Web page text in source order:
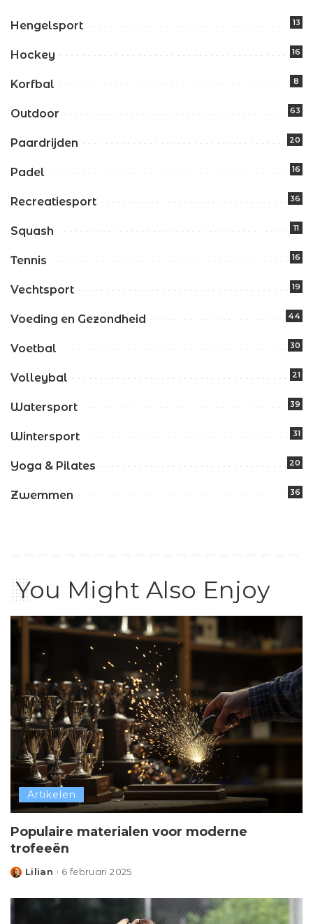
Hengelsport 13
Hockey 16
Korfbal 8
Outdoor 63
Paardrijden 20
Padel 16
Recreatiesport 36
Squash 11
Tennis 16
Vechtsport 19
Voeding en Gezondheid 44
Voetbal 30
Volleybal 21
Watersport 39
Wintersport 31
Yoga & Pilates 20
Zwemmen 36
You Might Also Enjoy
Artikelen
Populaire materialen voor moderne
trofeeën
Posted
Lilian 6 februari 2025